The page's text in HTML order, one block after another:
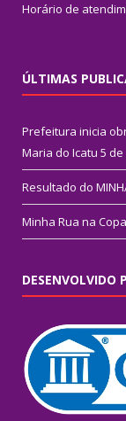
Horário de
ÚLTIMAS
Prefeitura inicia
Maria do Icatu 5
Resultado do
Minha Rua na Copa
DESENVOLVIDO